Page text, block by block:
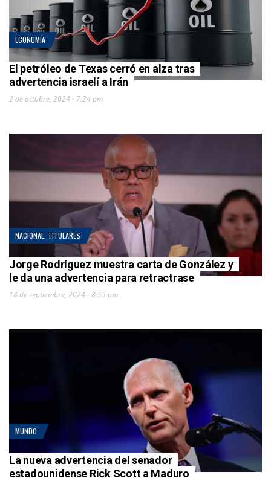
ECONOMÍA
El petróleo de Texas cerró en alza tras
advertencia israelí a Irán
2 de octubre, 2024 - 7:24 pm
NACIONAL TITULARES
Jorge Rodríguez muestra carta de González y
le da una advertencia para retractrase
18 de septiembre, 2024 - 8:55 pm
MUNDO
La nueva advertencia del senador
estadounidense Rick Scott a Maduro